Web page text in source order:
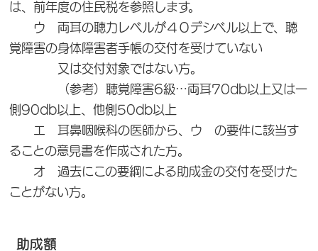
は、前年度の住民税を参照します。
ウ 両耳の聴力レベルが４０デシベル以上で、聴
覚障害の身体障害者手帳の交付を受けていない
又は交付対象ではない方。
（参考）聴覚障害6級…両耳70db以上又は一
側90db以上、他側50db以上
エ 耳鼻咽喉科の医師から、ウ の要件に該当す
ることの意見書を作成された方。
オ 過去にこの要綱による助成金の交付を受けた
ことがない方。
助成額